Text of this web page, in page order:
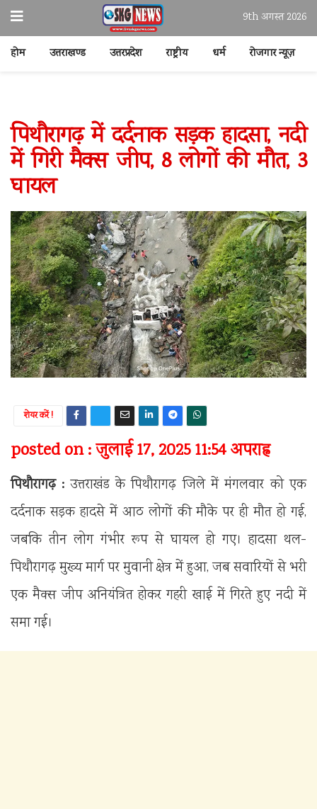
9th अगस्त 2026
होम उत्तराखण्ड उत्तरप्रदेश राष्ट्रीय धर्म रोजगार न्यूज़
पिथौरागढ़ में दर्दनाक सड़क हादसा, नदी
में गिरी मैक्स जीप, 8 लोगों की मौत, 3
घायल
शेयर करें !
posted on : जुलाई 17, 2025 11:54 अपराह्न
पिथौरागढ़ : उत्तराखंड के पिथौरागढ़ जिले में मंगलवार को एक
दर्दनाक सड़क हादसे में आठ लोगों की मौके पर ही मौत हो गई,
जबकि तीन लोग गंभीर रूप से घायल हो गए। हादसा थल-
पिथौरागढ़ मुख्य मार्ग पर मुवानी क्षेत्र में हुआ, जब सवारियों से भरी
एक मैक्स जीप अनियंत्रित होकर गहरी खाई में गिरते हुए नदी में
समा गई।